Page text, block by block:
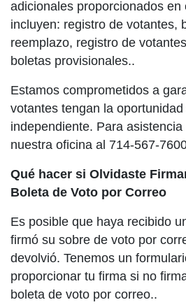
adicionales proporcionados en
incluyen: registro de votantes,
reemplazo, registro de
boletas provisionales..
Estamos comprometidos a
votantes tengan la
independiente. Para
nuestra oficina al 714-567-
Qué hacer si Olvidaste
Boleta de Voto por Correo
Es posible que haya recibido
firmó su sobre de voto por
devolvió. Tenemos un
proporcionar tu firma si no
boleta de voto por correo..